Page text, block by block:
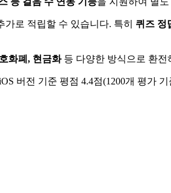
로 적립할 수 있습니다. 특히 퀴즈 정
화폐, 현금화 등 다양한 방식으로 환
버전 기준 평점 4.4점(1200개 평가